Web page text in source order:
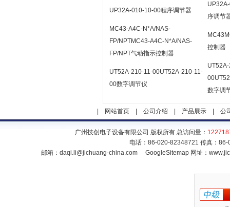
UP32A-010-10-00程序调节器
序调节
MC43-A4C-N*A/NAS-
FP/NPTMC43-A4C-N*A/NAS-
FP/NPT气动指示控制器
控制器
UT52A-210-11-00UT52A-210-11-
00数字调节仪
数字调
网站首页| 公司介绍 产品展示| 公
广州技创电子设备有限公司 版权所有 总访问量：
电话：86-020-82348721 传真：
邮箱： daqi.li@jichuang-china.com GoogleSitemap 网址：